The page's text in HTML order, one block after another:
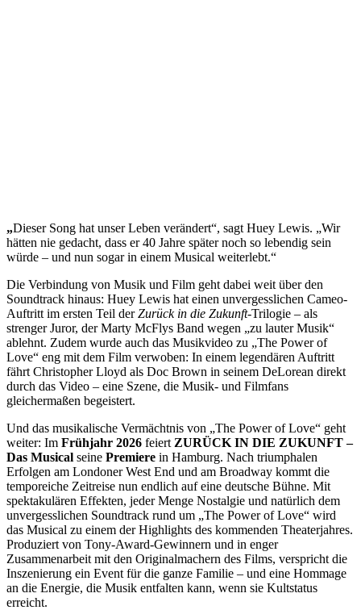
„Dieser Song hat unser Leben verändert“, sagt Huey Lewis. „Wir
hätten nie gedacht, dass er 40 Jahre später noch so lebendig sein
würde – und nun sogar in einem Musical weiterlebt.“
Die Verbindung von Musik und Film geht dabei weit über den
Soundtrack hinaus: Huey Lewis hat einen unvergesslichen Cameo-
Auftritt im ersten Teil derZurück in die Zukunft-Trilogie – als
strenger Juror, der Marty McFlys Band wegen „zu lauter Musik“
ablehnt. Zudem wurde auch das Musikvideo zu „The Power of
Love“ eng mit dem Film verwoben: In einem legendären Auftritt
fährt Christopher Lloyd als Doc Brown in seinem DeLorean direkt
durch das Video – eine Szene, die Musik- und Filmfans
gleichermaßen begeistert.
Und das musikalische Vermächtnis von „The Power of Love“ geht
weiter: Im Frühjahr 2026 feiert ZURÜCK IN DIE ZUKUNFT –
Das Musical seine Premiere in Hamburg. Nach triumphalen
Erfolgen am Londoner West End und am Broadway kommt die
temporeiche Zeitreise nun endlich auf eine deutsche Bühne. Mit
spektakulären Effekten, jeder Menge Nostalgie und natürlich dem
unvergesslichen Soundtrack rund um „The Power of Love“ wird
das Musical zu einem der Highlights des kommenden Theaterjahres.
Produziert von Tony-Award-Gewinnern und in enger
Zusammenarbeit mit den Originalmachern des Films, verspricht die
Inszenierung ein Event für die ganze Familie – und eine Hommage
an die Energie, die Musik entfalten kann, wenn sie Kultstatus
erreicht.